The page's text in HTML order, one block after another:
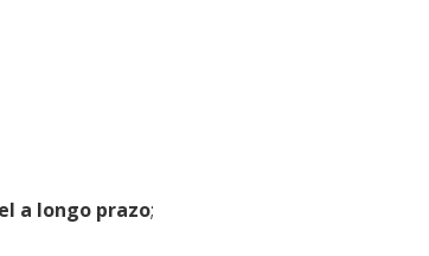
a longo prazo;